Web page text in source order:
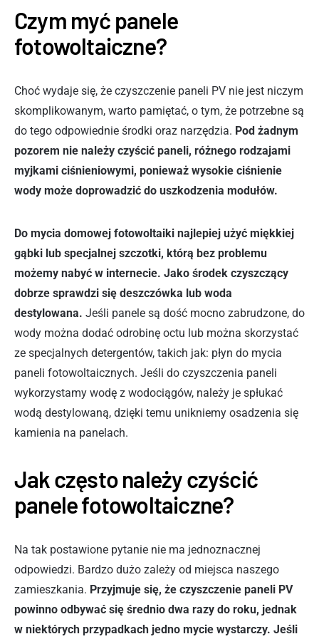
Czym myć panele
fotowoltaiczne?
Choć wydaje się, że czyszczenie paneli PV nie jest niczym
skomplikowanym, warto pamiętać, o tym, że potrzebne są
do tego odpowiednie środki oraz narzędzia. Pod żadnym
pozorem nie należy czyścić paneli, różnego rodzajami
myjkami ciśnieniowymi, ponieważ wysokie ciśnienie
wody może doprowadzić do uszkodzenia modułów.
Do mycia domowej fotowoltaiki najlepiej użyć miękkiej
gąbki lub specjalnej szczotki, którą bez problemu
możemy nabyć w internecie. Jako środek czyszczący
dobrze sprawdzi się deszczówka lub woda
destylowana. Jeśli panele są dość mocno zabrudzone, do
wody można dodać odrobinę octu lub można skorzystać
ze specjalnych detergentów, takich jak: płyn do mycia
paneli fotowoltaicznych. Jeśli do czyszczenia paneli
wykorzystamy wodę z wodociągów, należy je spłukać
wodą destylowaną, dzięki temu unikniemy osadzenia się
kamienia na panelach.
Jak często należy czyścić
panele fotowoltaiczne?
Na tak postawione pytanie nie ma jednoznacznej
odpowiedzi. Bardzo dużo zależy od miejsca naszego
zamieszkania. Przyjmuje się, że czyszczenie paneli PV
powinno odbywać się średnio dwa razy do roku, jednak
w niektórych przypadkach jedno mycie wystarczy. Jeśli